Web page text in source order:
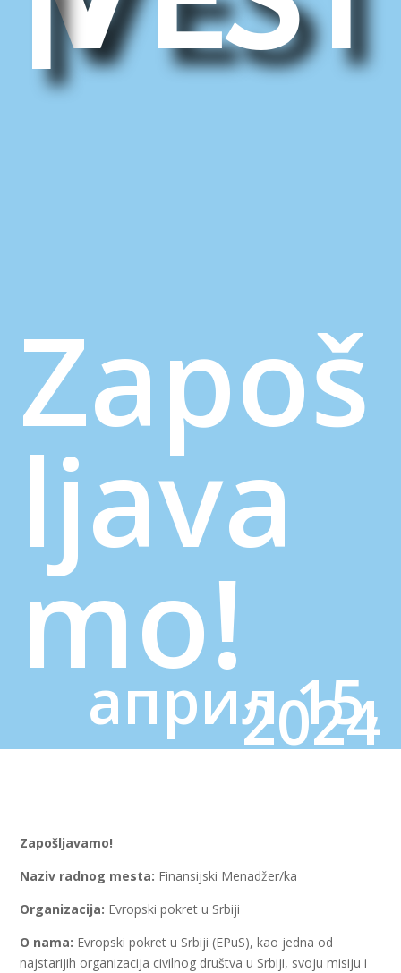
Zapoš
ljava
mo!
април 15,
2024
Zapošljavamo!
Naziv radnog mesta: Finansijski Menadžer/ka
Organizacija: Evropski pokret u Srbiji
O nama: Evropski pokret u Srbiji (EPuS), kao jedna od
najstarijih organizacija civilnog društva u Srbiji, svoju misiju i